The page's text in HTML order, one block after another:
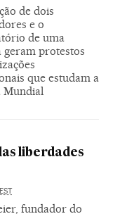
de dois
e o
de uma
geram protestos
que estudam a
Mundial
liberdades
EST
fundador do